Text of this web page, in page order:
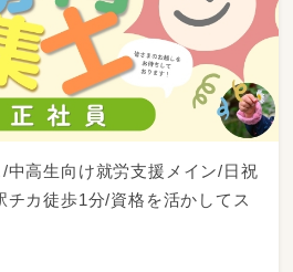
中高生向け就労支援メイン/日祝
チカ徒歩1分/資格を活かしてス